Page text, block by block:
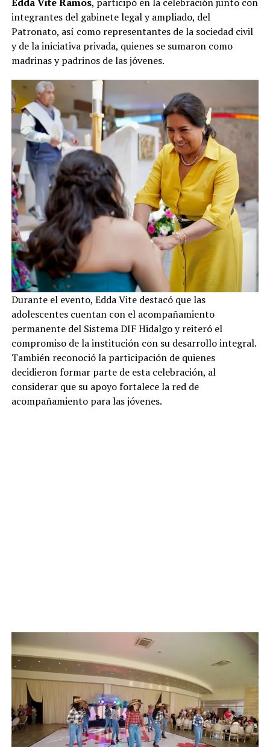
integrantes del gabinete legal y ampliado, del
Patronato, así como representantes de la sociedad civil
y de la iniciativa privada, quienes se sumaron como
madrinas y padrinos de las jóvenes.
Durante el evento, Edda Vite destacó que las
adolescentes cuentan con el acompañamiento
permanente del Sistema DIF Hidalgo y reiteró el
compromiso de la institución con su desarrollo integral.
También reconoció la participación de quienes
decidieron formar parte de esta celebración, al
considerar que su apoyo fortalece la red de
acompañamiento para las jóvenes.